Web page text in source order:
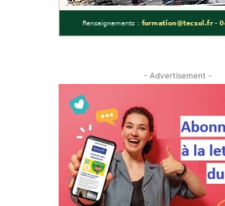
- Advertisement -